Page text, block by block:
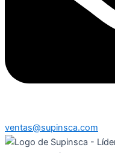
ventas@supinsca.com